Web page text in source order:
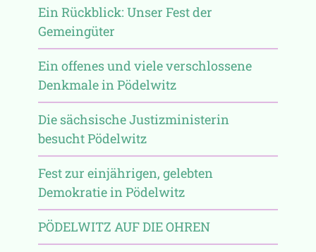
Ein Rückblick: Unser Fest der
Gemeingüter
Ein offenes und viele verschlossene
Denkmale in Pödelwitz
Die sächsische Justizministerin
besucht Pödelwitz
Fest zur einjährigen, gelebten
Demokratie in Pödelwitz
PÖDELWITZ AUF DIE OHREN